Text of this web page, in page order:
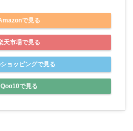
で見る
天市場で見る
ョッピングで見る
Qoo10で見る